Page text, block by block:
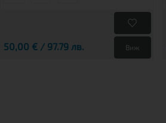
50,00 € / 97.79 лв. Виж